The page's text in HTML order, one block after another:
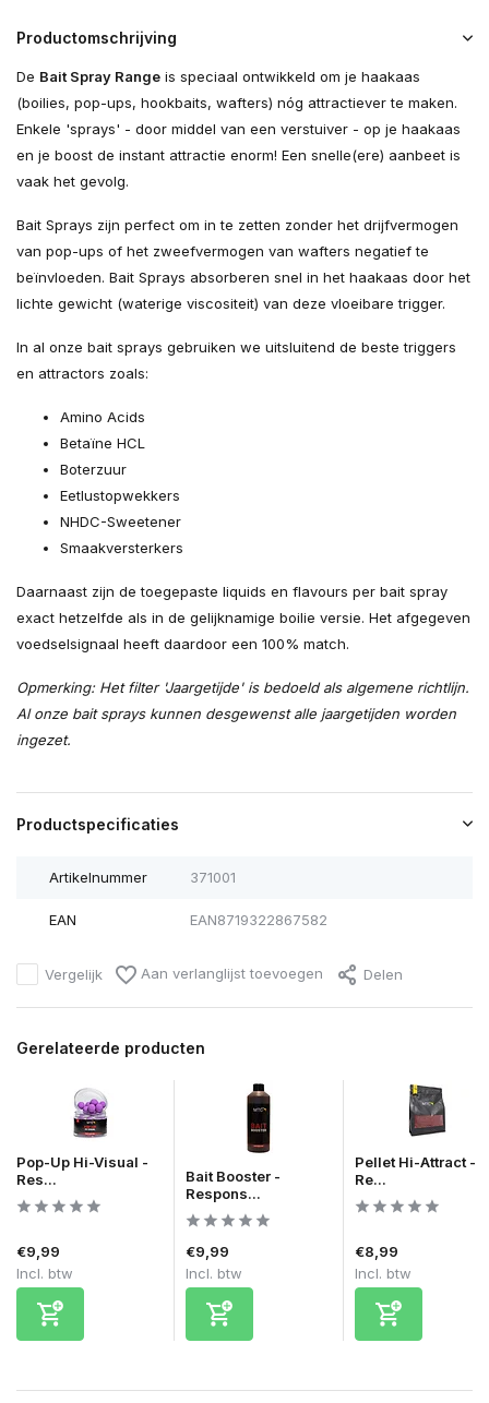
Productomschrijving
De Bait Spray Range is speciaal ontwikkeld om je haakaas
(boilies, pop-ups, hookbaits, wafters) nóg attractiever te maken.
Enkele 'sprays' - door middel van een verstuiver - op je haakaas
en je boost de instant attractie enorm! Een snelle(ere) aanbeet is
vaak het gevolg.
Bait Sprays zijn perfect om in te zetten zonder het drijfvermogen
van pop-ups of het zweefvermogen van wafters negatief te
beïnvloeden. Bait Sprays absorberen snel in het haakaas door het
lichte gewicht (waterige viscositeit) van deze vloeibare trigger.
In al onze bait sprays gebruiken we uitsluitend de beste triggers
en attractors zoals:
Amino Acids
Betaïne HCL
Boterzuur
Eetlustopwekkers
NHDC-Sweetener
Smaakversterkers
Daarnaast zijn de toegepaste liquids en flavours per bait spray
exact hetzelfde als in de gelijknamige boilie versie. Het afgegeven
voedselsignaal heeft daardoor een 100% match.
Opmerking: Het filter 'Jaargetijde' is bedoeld als algemene richtlijn.
Al onze bait sprays kunnen desgewenst alle jaargetijden worden
ingezet.
Productspecificaties
Artikelnummer 371001
EAN EAN8719322867582
Vergelijk Aan verlanglijst toevoegen Delen
Gerelateerde producten
Pop-Up Hi-Visual -
Res...
€9,99
Incl. btw
Bait Booster -
Respons...
€9,99
Incl. btw
Pellet Hi-Attract -
Re...
€8,99
Incl. btw